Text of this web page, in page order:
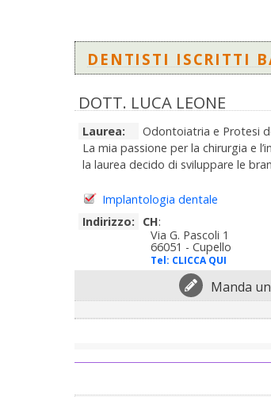
DENTISTI ISCRITTI
DOTT. LUCA LEONE
Laurea:
Odontoiatria e Protesi
La mia passione per la chirurgia e
la laurea decido di sviluppare le
Implantologia dentale
Indirizzo:
CH:
Via G. Pascoli 1
66051 - Cupello
Tel: CLICCA QUI
Manda